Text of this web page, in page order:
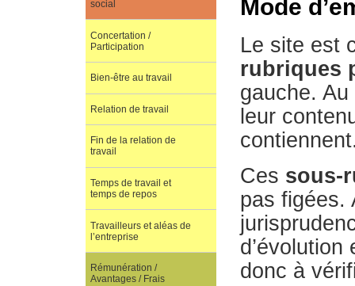
Mode
Le site est
rubriques
gauche.
leur
Ces sous-
pas figées.
d’évolution
donc à
social
Concertation /
Participation
Bien-être au travail
Relation de travail
Fin de la relation de
travail
Temps de travail et
temps de repos
Travailleurs et aléas de
l’entreprise
Rémunération /
Avantages / Frais